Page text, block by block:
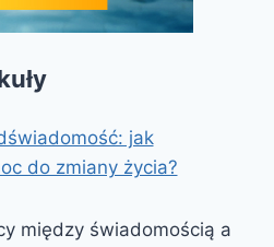
jak
do zmiany życia?
między świadomością a